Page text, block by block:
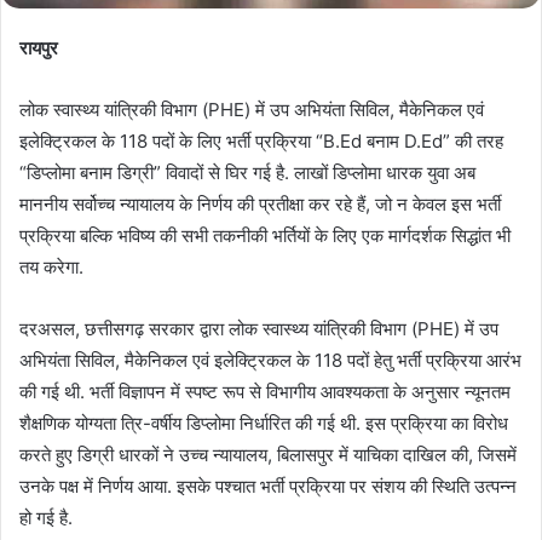
रायपुर
लोक स्वास्थ्य यांत्रिकी विभाग (PHE) में उप अभियंता सिविल, मैकेनिकल एवं
इलेक्ट्रिकल के 118 पदों के लिए भर्ती प्रक्रिया “B.Ed बनाम D.Ed” की तरह
“डिप्लोमा बनाम डिग्री” विवादों से घिर गई है. लाखों डिप्लोमा धारक युवा अब
माननीय सर्वोच्च न्यायालय के निर्णय की प्रतीक्षा कर रहे हैं, जो न केवल इस भर्ती
प्रक्रिया बल्कि भविष्य की सभी तकनीकी भर्तियों के लिए एक मार्गदर्शक सिद्धांत भी
तय करेगा.
दरअसल, छत्तीसगढ़ सरकार द्वारा लोक स्वास्थ्य यांत्रिकी विभाग (PHE) में उप
अभियंता सिविल, मैकेनिकल एवं इलेक्ट्रिकल के 118 पदों हेतु भर्ती प्रक्रिया आरंभ
की गई थी. भर्ती विज्ञापन में स्पष्ट रूप से विभागीय आवश्यकता के अनुसार न्यूनतम
शैक्षणिक योग्यता त्रि-वर्षीय डिप्लोमा निर्धारित की गई थी. इस प्रक्रिया का विरोध
करते हुए डिग्री धारकों ने उच्च न्यायालय, बिलासपुर में याचिका दाखिल की, जिसमें
उनके पक्ष में निर्णय आया. इसके पश्चात भर्ती प्रक्रिया पर संशय की स्थिति उत्पन्न
हो गई है.